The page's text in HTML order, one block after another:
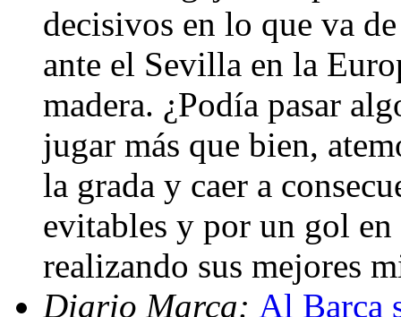
decisivos en lo que va
ante el Sevilla en la
madera. ¿Podía pasar
jugar más que bien,
la grada y caer a
evitables y por un gol en
realizando sus mejores
Diario Marca: Al Barça